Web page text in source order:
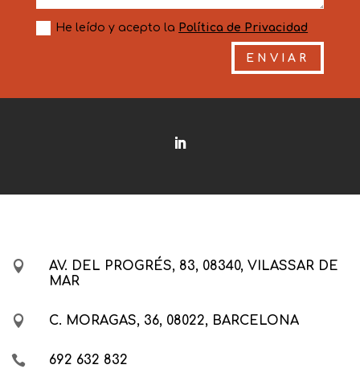
He leído y acepto la Política de Privacidad
ENVIAR

AV. DEL PROGRÉS, 83, 08340, VILASSAR DE
MAR
 C. MORAGAS, 36, 08022, BARCELONA
 692 632 832